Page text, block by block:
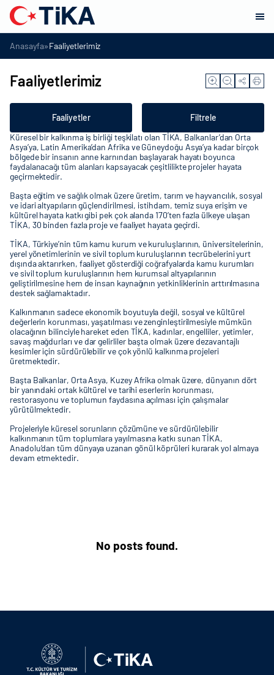
Anasayfa»Faaliyetlerimiz
Faaliyetlerimiz
Faaliyetler
Filtrele
Küresel bir kalkınma iş birliği teşkilatı olan TİKA, Balkanlar’dan Orta
Asya’ya, Latin Amerika’dan Afrika ve Güneydoğu Asya’ya kadar birçok
bölgede bir insanın anne karnından başlayarak hayatı boyunca
faydalanacağı tüm alanları kapsayacak çeşitlilikte projeler hayata
geçirmektedir.
Başta eğitim ve sağlık olmak üzere üretim, tarım ve hayvancılık, sosyal
ve idari altyapıların güçlendirilmesi, istihdam, temiz suya erişim ve
kültürel hayata katkı gibi pek çok alanda 170’ten fazla ülkeye ulaşan
TİKA, 30 binden fazla proje ve faaliyet hayata geçirdi.
TİKA, Türkiye’nin tüm kamu kurum ve kuruluşlarının, üniversitelerinin,
yerel yönetimlerinin ve sivil toplum kuruluşlarının tecrübelerini yurt
dışında aktarırken, faaliyet gösterdiği coğrafyalarda kamu kurumları
ve sivil toplum kuruluşlarının hem kurumsal altyapılarının
geliştirilmesine hem de insan kaynağının yetkinliklerinin arttırılmasına
destek sağlamaktadır.
Kalkınmanın sadece ekonomik boyutuyla değil, sosyal ve kültürel
değerlerin korunması, yaşatılması ve zenginleştirilmesiyle mümkün
olacağının bilinciyle hareket eden TİKA, kadınlar, engelliler, yetimler,
savaş mağdurları ve dar gelirliler başta olmak üzere dezavantajlı
kesimler için sürdürülebilir ve çok yönlü kalkınma projeleri
üretmektedir.
Başta Balkanlar, Orta Asya, Kuzey Afrika olmak üzere, dünyanın dört
bir yanındaki ortak kültürel ve tarihi eserlerin korunması,
restorasyonu ve toplumun faydasına açılması için çalışmalar
yürütülmektedir.
Projeleriyle küresel sorunların çözümüne ve sürdürülebilir
kalkınmanın tüm toplumlara yayılmasına katkı sunan TİKA,
Anadolu’dan tüm dünyaya uzanan gönül köprüleri kurarak yol almaya
devam etmektedir.
No posts found.